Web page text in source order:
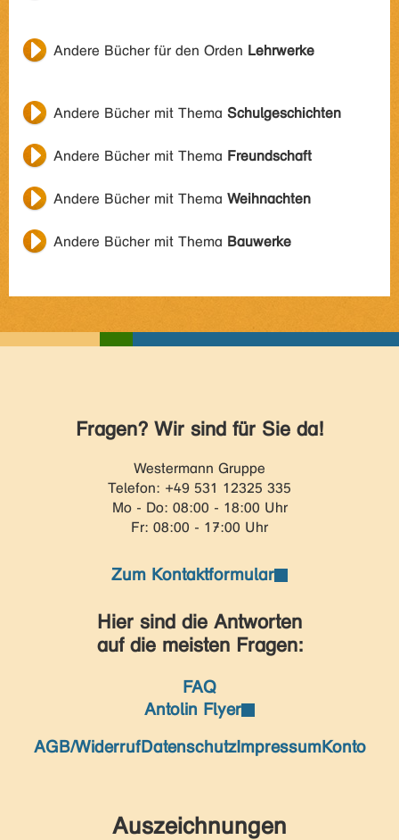
Andere Bücher für den Orden Lehrwerke
Andere Bücher mit Thema Schulgeschichten
Andere Bücher mit Thema Freundschaft
Andere Bücher mit Thema Weihnachten
Andere Bücher mit Thema Bauwerke